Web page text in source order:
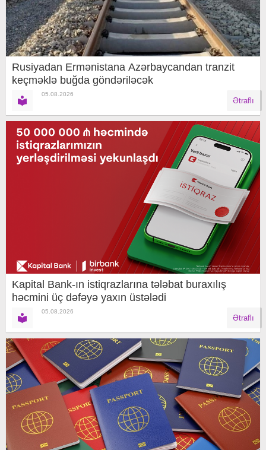
Rusiyadan Ermənistana Azərbaycandan tranzit
keçməklə buğda göndəriləcək
05.08.2026
Ətraflı
Kapital Bank-ın istiqrazlarına tələbat buraxılış
həcmini üç dəfəyə yaxın üstələdi
05.08.2026
Ətraflı